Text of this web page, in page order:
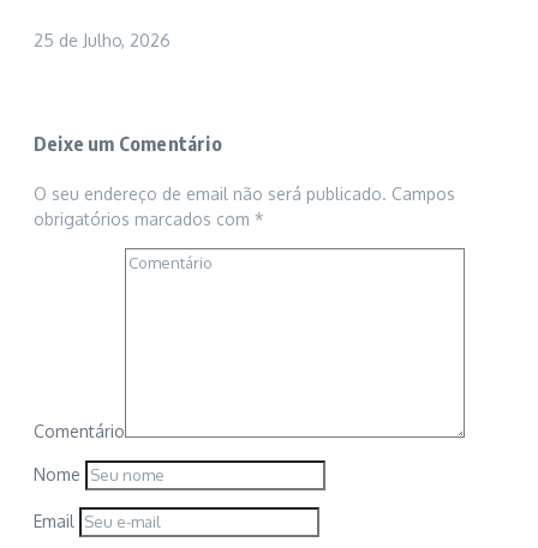
25 de Julho, 2026
Deixe um Comentário
O seu endereço de email não será publicado. Campos
obrigatórios marcados com *
Comentário
Nome
Email